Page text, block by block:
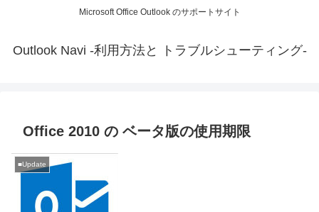
Microsoft Office Outlook のサポートサイト
Outlook Navi -利用方法と トラブルシューティング-
Office 2010 の ベータ版の使用期限
■Update